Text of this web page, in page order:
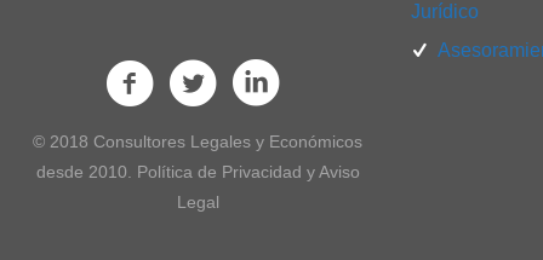
© 2018 Consultores Legales y Económicos
desde 2010. Política de Privacidad y Aviso
Legal
Jurídico